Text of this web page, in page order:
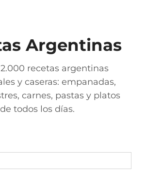
Argentinas
recetas argentinas
y caseras: empanadas,
carnes, pastas y platos
de todos los días.